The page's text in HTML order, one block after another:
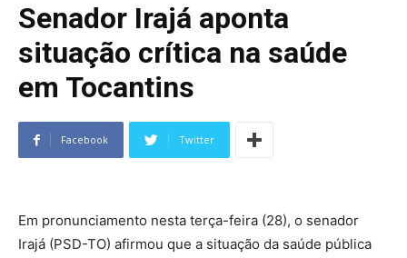
Senador Irajá aponta
situação crítica na saúde
em Tocantins
Facebook Twitter
Em pronunciamento nesta terça-feira (28), o senador
Irajá (PSD-TO) afirmou que a situação da saúde pública